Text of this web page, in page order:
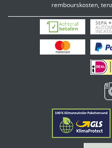
rembourskosten,